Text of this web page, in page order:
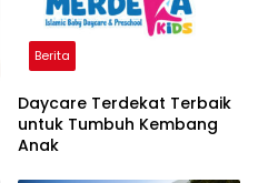
Berita
Daycare Terdekat Terbaik
untuk Tumbuh Kembang
Anak